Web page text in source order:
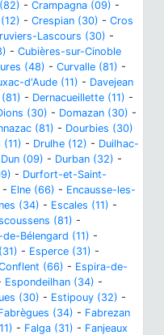
- Crampagna (09) -
- Crespian (30) - Cros
Lascours (30) -
- Cubières-sur-Cinoble
(48) - Curvalle (81) -
d'Aude (11) - Davejean
- Dernacueillette (11) -
(30) - Domazan (30) -
(81) - Dourbies (30)
(11) - Drulhe (12) - Duilhac-
Dun (09) - Durban (32) -
- Durfort-et-Saint-
- Elne (66) - Encausse-les-
(34) - Escales (11) -
(81) -
Bélengard (11) -
- Esperce (31) -
(66) - Espira-de-
Espondeilhan (34) -
(30) - Estipouy (32) -
(34) - Fabrezan
- Falga (31) - Fanjeaux